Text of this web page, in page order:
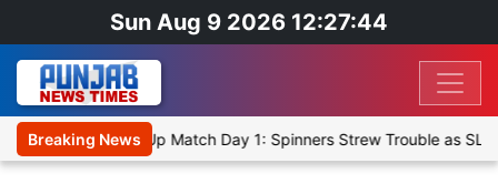
Sun Aug 9 2026 12:27:44
Breaking News
Cricket XI, Warm-Up Match Day 1: Spinners Strew Trouble as